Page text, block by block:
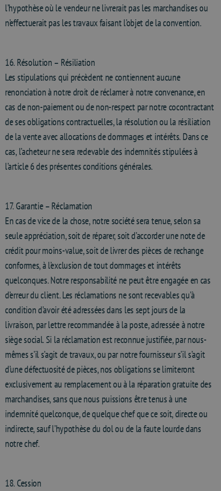
l’hypothèse où le vendeur ne livrerait pas les marchandises ou
n’effectuerait pas les travaux faisant l’objet de la convention.
16. Résolution – Résiliation
Les stipulations qui précèdent ne contiennent aucune
renonciation à notre droit de réclamer à notre convenance, en
cas de non-paiement ou de non-respect par notre cocontractant
de ses obligations contractuelles, la résolution ou la résiliation
de la vente avec allocations de dommages et intérêts. Dans ce
cas, l’acheteur ne sera redevable des indemnités stipulées à
l’article 6 des présentes conditions générales.
17. Garantie – Réclamation
En cas de vice de la chose, notre société sera tenue, selon sa
seule appréciation, soit de réparer, soit d’accorder une note de
crédit pour moins-value, soit de livrer des pièces de rechange
conformes, à l’exclusion de tout dommages et intérêts
quelconques. Notre responsabilité ne peut être engagée en cas
d’erreur du client. Les réclamations ne sont recevables qu’à
condition d’avoir été adressées dans les sept jours de la
livraison, par lettre recommandée à la poste, adressée à notre
siège social. Si la réclamation est reconnue justifiée, par nous-
mêmes s’il s’agit de travaux, ou par notre fournisseur s’il s’agit
d’une défectuosité de pièces, nos obligations se limiteront
exclusivement au remplacement ou à la réparation gratuite des
marchandises, sans que nous puissions être tenus à une
indemnité quelconque, de quelque chef que ce soit, directe ou
indirecte, sauf l’hypothèse du dol ou de la faute lourde dans
notre chef.
18. Cession